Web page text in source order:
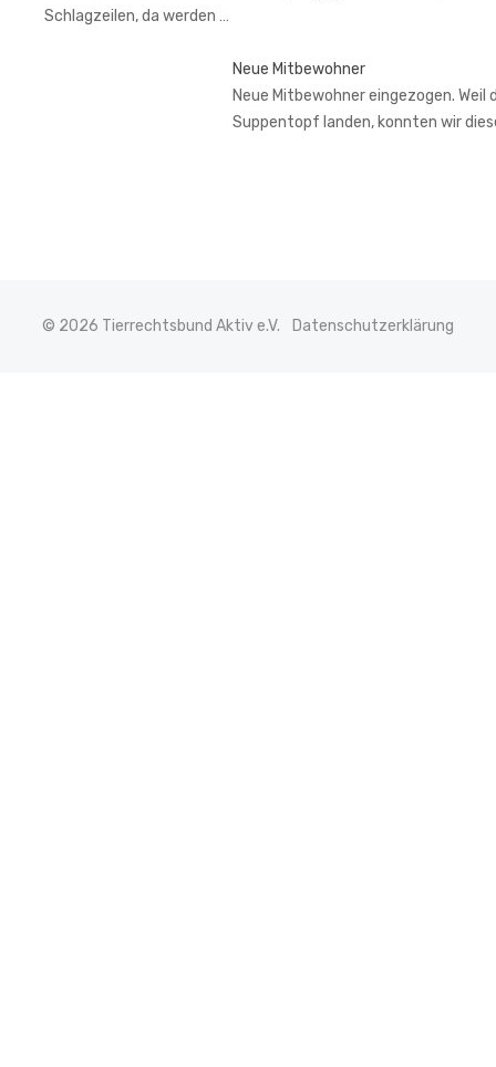
Schlagzeilen, da werden …
Neue Mitbewohner
Neue Mitbewohner eingezogen.
Suppentopf landen, konnten wir
© 2026 Tierrechtsbund Aktiv e.V. Datenschutzerklärung